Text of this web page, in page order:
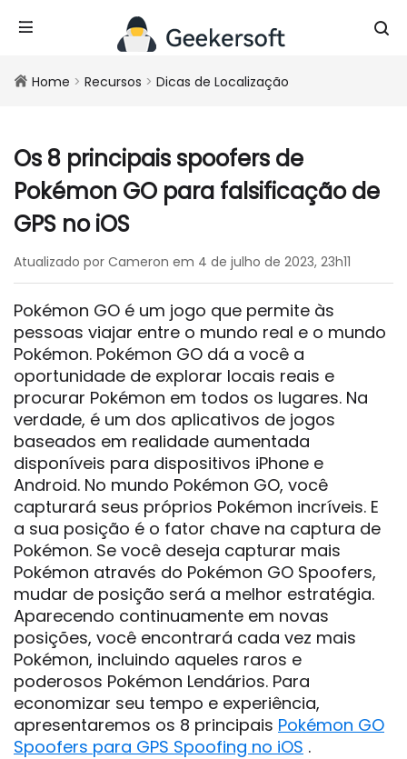
Home > Recursos > Dicas de Localização
Os 8 principais spoofers de
Pokémon GO para falsificação de
GPS no iOS
Atualizado por Cameron em 4 de julho de 2023, 23h11
Pokémon GO é um jogo que permite às
pessoas viajar entre o mundo real e o mundo
Pokémon. Pokémon GO dá a você a
oportunidade de explorar locais reais e
procurar Pokémon em todos os lugares. Na
verdade, é um dos aplicativos de jogos
baseados em realidade aumentada
disponíveis para dispositivos iPhone e
Android. No mundo Pokémon GO, você
capturará seus próprios Pokémon incríveis. E
a sua posição é o fator chave na captura de
Pokémon. Se você deseja capturar mais
Pokémon através do Pokémon GO Spoofers,
mudar de posição será a melhor estratégia.
Aparecendo continuamente em novas
posições, você encontrará cada vez mais
Pokémon, incluindo aqueles raros e
poderosos Pokémon Lendários. Para
economizar seu tempo e experiência,
apresentaremos os 8 principais Pokémon GO
Spoofers para GPS Spoofing no iOS .